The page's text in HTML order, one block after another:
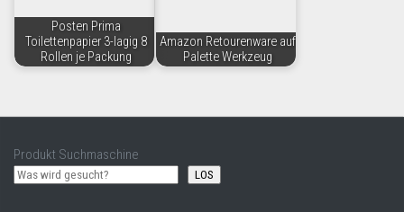
Posten Prima
Toilettenpapier 3-lagig 8
Rollen je Packung
Amazon Retourenware auf
Palette Werkzeug
Produkt Suchmaschine
LOS